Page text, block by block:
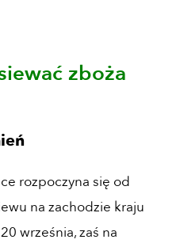
zboża
rozpoczyna się od
na zachodzie kraju
września, zaś na